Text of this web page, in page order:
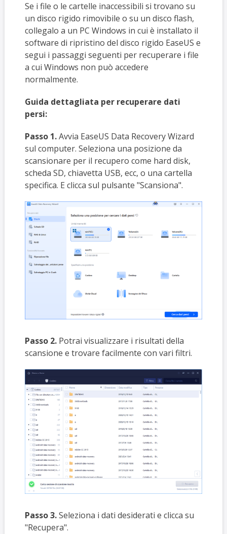
Se i file o le cartelle inaccessibili si trovano su
un disco rigido rimovibile o su un disco flash,
collegalo a un PC Windows in cui è installato il
software di ripristino del disco rigido EaseUS e
segui i passaggi seguenti per recuperare i file
a cui Windows non può accedere
normalmente.
Guida dettagliata per recuperare dati
persi:
Passo 1.Avvia EaseUS Data Recovery Wizard
sul computer. Seleziona una posizione da
scansionare per il recupero come hard disk,
scheda SD, chiavetta USB, ecc, o una cartella
specifica. E clicca sul pulsante "Scansiona".
Passo 2.Potrai visualizzare i risultati della
scansione e trovare facilmente con vari filtri.
Passo 3.Seleziona i dati desiderati e clicca su
"Recupera".